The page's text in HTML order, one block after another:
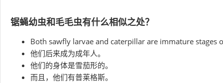
锯蝇幼虫和毛毛虫有什么相似之处？
Both sawfly larvae and caterpillar are immature stages
他们后来成为成年人。
他们的身体是雪茄形的。
而且，他们有普莱格斯。